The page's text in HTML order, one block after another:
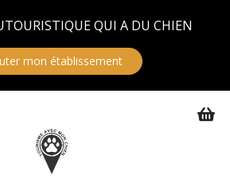
QUI A DU CHIEN
mon établissement